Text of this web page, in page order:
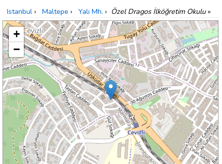
Istanbul › Maltepe › Yalı Mh. › Özel Dragos İlköğretim Okulu»
+
−